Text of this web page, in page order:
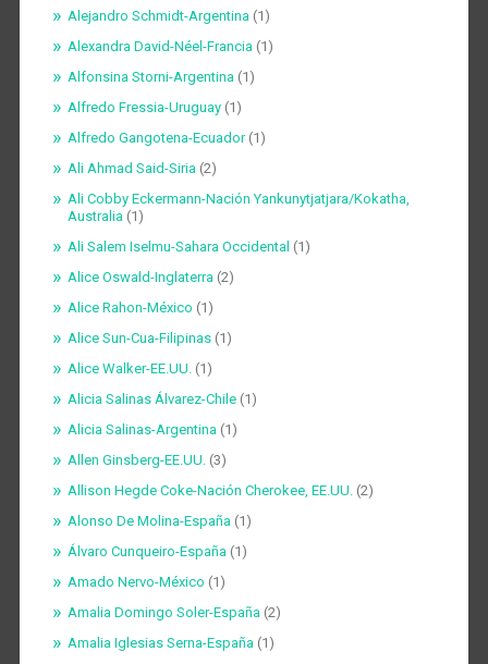
Alejandro Schmidt-Argentina(1)
Alexandra David-Néel-Francia(1)
Alfonsina Storni-Argentina(1)
Alfredo Fressia-Uruguay(1)
Alfredo Gangotena-Ecuador(1)
Ali Ahmad Said-Siria(2)
Ali Cobby Eckermann-Nación Yankunytjatjara/Kokatha,
Australia(1)
Ali Salem Iselmu-Sahara Occidental (1)
Alice Oswald-Inglaterra(2)
Alice Rahon-México (1)
Alice Sun-Cua-Filipinas(1)
Alice Walker-EE.UU.(1)
Alicia Salinas Álvarez-Chile(1)
Alicia Salinas-Argentina(1)
Allen Ginsberg-EE.UU.(3)
Allison Hegde Coke-Nación Cherokee, EE.UU.(2)
Alonso De Molina-España(1)
Álvaro Cunqueiro-España(1)
Amado Nervo-México (1)
Amalia Domingo Soler-España(2)
Amalia Iglesias Serna-España(1)